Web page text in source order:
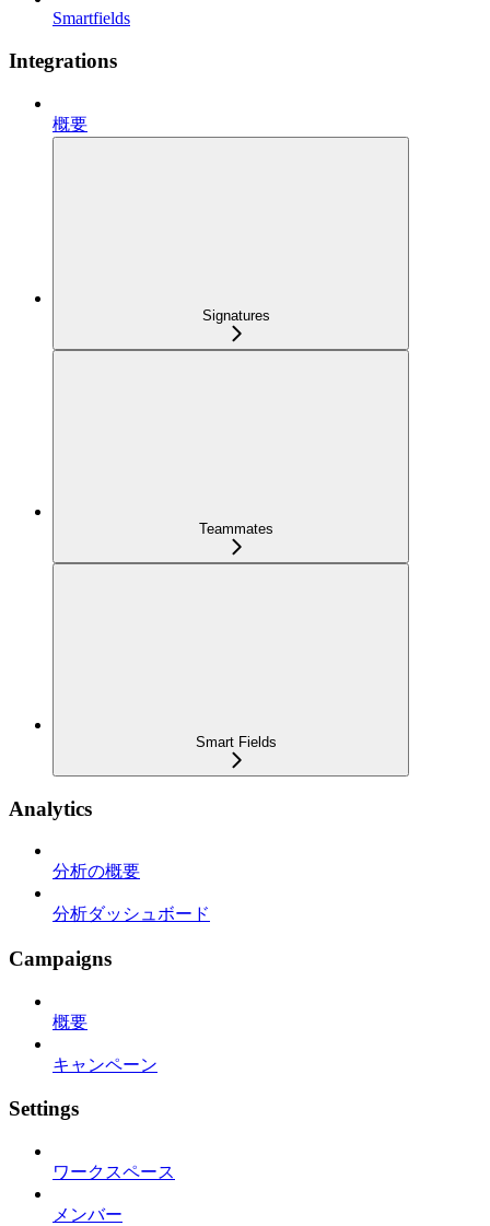
Smartfields
Integrations
概要
Signatures
Teammates
Smart Fields
Analytics
分析の概要
分析ダッシュボード
Campaigns
概要
キャンペーン
Settings
ワークスペース
メンバー